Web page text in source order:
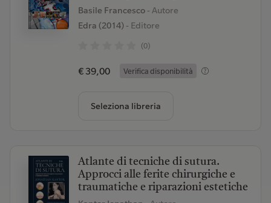
Basile Francesco - Autore
Edra (2014)- Editore
(0)
€ 39,00 Verifica disponibilità
Seleziona libreria
Atlante di tecniche di sutura.
Approcci alle ferite chirurgiche e
traumatiche e riparazioni estetiche